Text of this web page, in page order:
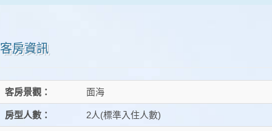
客房資訊
客房景觀： 面海
房型人數： 2人(標準入住人數)